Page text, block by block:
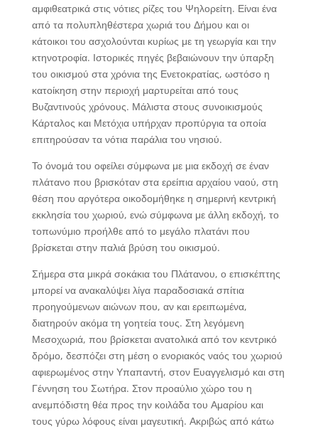
αμφιθεατρικά στις νότιες ρίζες του Ψηλορείτη. Είναι ένα
από τα πολυπληθέστερα χωριά του Δήμου και οι
κάτοικοι του ασχολούνται κυρίως με τη γεωργία και την
κτηνοτροφία. Ιστορικές πηγές βεβαιώνουν την ύπαρξη
του οικισμού στα χρόνια της Ενετοκρατίας, ωστόσο η
κατοίκηση στην περιοχή μαρτυρείται από τους
Βυζαντινούς χρόνους. Μάλιστα στους συνοικισμούς
Κάρταλος και Μετόχια υπήρχαν προπύργια τα οποία
επιτηρούσαν τα νότια παράλια του νησιού.
Το όνομά του οφείλει σύμφωνα με μια εκδοχή σε έναν
πλάτανο που βρισκόταν στα ερείπια αρχαίου ναού, στη
θέση που αργότερα οικοδομήθηκε η σημερινή κεντρική
εκκλησία του χωριού, ενώ σύμφωνα με άλλη εκδοχή, το
τοπωνύμιο προήλθε από το μεγάλο πλατάνι που
βρίσκεται στην παλιά βρύση του οικισμού.
Σήμερα στα μικρά σοκάκια του Πλάτανου, ο επισκέπτης
μπορεί να ανακαλύψει λίγα παραδοσιακά σπίτια
προηγούμενων αιώνων που, αν και ερειπωμένα,
διατηρούν ακόμα τη γοητεία τους. Στη λεγόμενη
Μεσοχωριά, που βρίσκεται ανατολικά από τον κεντρικό
δρόμο, δεσπόζει στη μέση ο ενοριακός ναός του χωριού
αφιερωμένος στην Υπαπαντή, στον Ευαγγελισμό και στη
Γέννηση του Σωτήρα. Στον προαύλιο χώρο του η
ανεμπόδιστη θέα προς την κοιλάδα του Αμαρίου και
τους γύρω λόφους είναι μαγευτική. Ακριβώς από κάτω